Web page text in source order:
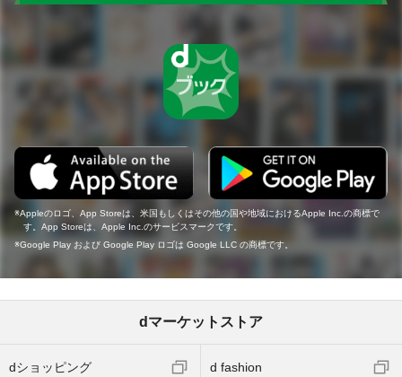
Appleのロゴ、App Storeは、米国もしくはその他の国や地域におけるApple Inc.の商標で
す。App Storeは、Apple Inc.のサービスマークです。
Google Play および Google Play ロゴは Google LLC の商標です。
dマーケットストア
dショッピング d fashion